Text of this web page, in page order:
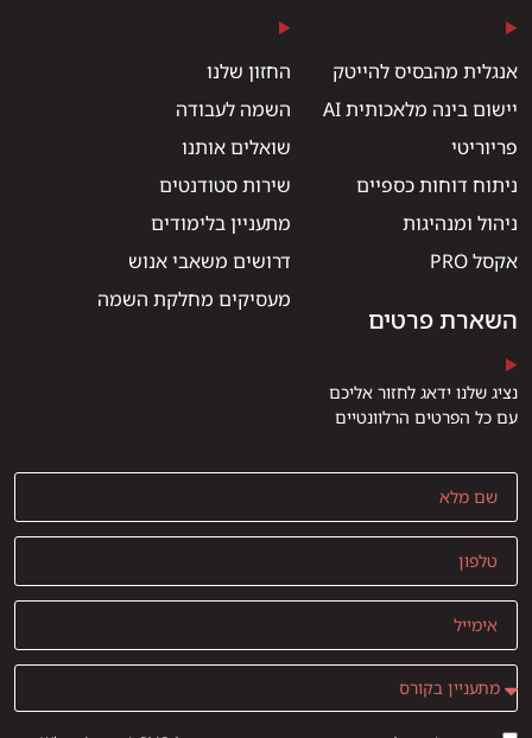
אנגלית מהבסיס להייטק
יישום בינה מלאכותית AI
פריוריטי
ניתוח דוחות כספיים
ניהול ומנהיגות
אקסל PRO
החזון שלנו
השמה לעבודה
שואלים אותנו
שירות סטודנטים
מתעניין בלימודים
דרושים משאבי אנוש
מעסיקים מחלקת השמה
השארת פרטים
נציג שלנו ידאג לחזור אליכם
עם כל הפרטים הרלוונטיים